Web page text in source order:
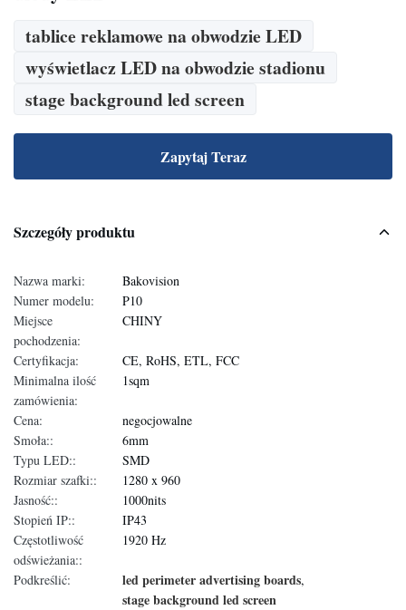
tablice reklamowe na obwodzie LED
wyświetlacz LED na obwodzie stadionu
stage background led screen
Zapytaj Teraz
Szczegóły produktu
Nazwa marki:
Bakovision
Numer modelu:
P10
Miejsce
pochodzenia:
CHINY
Certyfikacja:
CE, RoHS, ETL, FCC
Minimalna ilość
zamówienia:
1sqm
Cena:
negocjowalne
Smoła::
6mm
Typu LED::
SMD
Rozmiar szafki::
1280 x 960
Jasność::
1000nits
Stopień IP::
IP43
Częstotliwość
odświeżania::
1920 Hz
Podkreślić: led perimeter advertising boards,
stage background led screen